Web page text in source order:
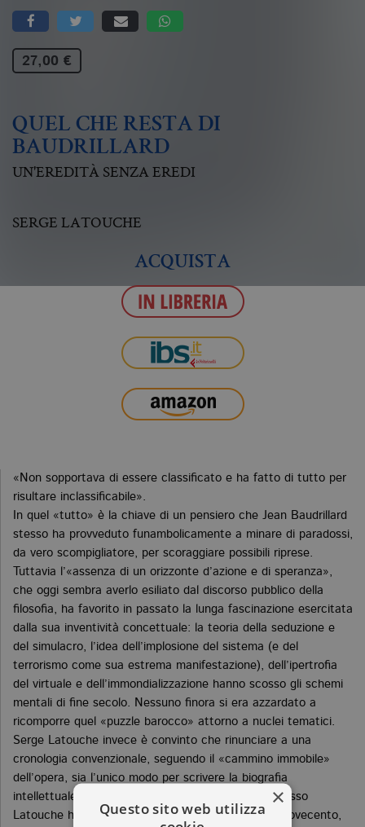
27,00 €
QUEL CHE RESTA DI
BAUDRILLARD
UN'EREDITÀ SENZA EREDI
SERGE LATOUCHE
ACQUISTA
«Non sopportava di essere classificato e ha fatto di tutto per
risultare inclassificabile».
In quel «tutto» è la chiave di un pensiero che Jean Baudrillard
stesso ha provveduto funambolicamente a minare di paradossi,
da vero scompigliatore, per scoraggiare possibili riprese.
Tuttavia l’«assenza di un orizzonte d’azione e di speranza»,
che oggi sembra averlo esiliato dal discorso pubblico della
filosofia, ha favorito in passato la lunga fascinazione esercitata
dalla sua inventività concettuale: la teoria della seduzione e
del simulacro, l’idea dell’implosione del sistema (e del
terrorismo come sua estrema manifestazione), dell’ipertrofia
del virtuale e dell’immondializzazione hanno scosso gli schemi
mentali di fine secolo. Nessuno finora si era azzardato a
ricomporre quel «puzzle barocco» attorno a nuclei tematici.
Serge Latouche invece è convinto che rinunciare a una
cronologia convenzionale, seguendo il «cammino immobile»
dell’opera, sia l’unico modo per scrivere la biografia
intellettuale di Baudrillard. Una vicenda in cui lo stesso
Latouche ha avuto parte, negli anni settanta del Novecento,
×
Questo sito web utilizza